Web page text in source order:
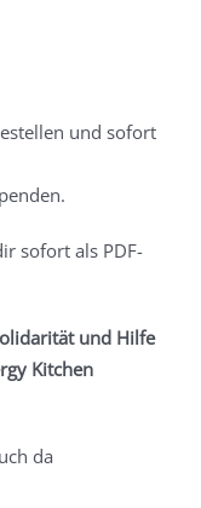
und sofort
sofort als PDF-
und Hilfe
Kitchen
da